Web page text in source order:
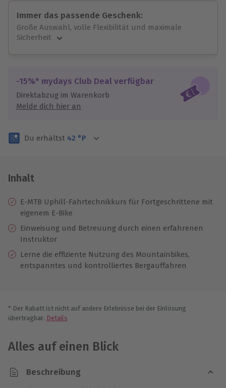
Immer das passende Geschenk:
Große Auswahl, volle Flexibilität und maximale
Sicherheit
Jeder Gutschein für alle Erlebnisse einlösbar.
Maximale Sicherheit
3 Jahre gültig & verlängerbar.
-15%* mydays Club Deal verfügbar
Direktabzug im Warenkorb
Melde dich hier an
Du erhältst 42 °P
Inhalt
E-MTB Uphill-Fahrtechnikkurs für Fortgeschrittene mit
eigenem E-Bike
Einweisung und Betreuung durch einen erfahrenen
Instruktor
Lerne die effiziente Nutzung des Mountainbikes,
entspanntes und kontrolliertes Bergauffahren
* Der Rabatt ist nicht auf andere Erlebnisse bei der Einlösung
übertragbar. Details
Alles auf einen Blick
Beschreibung